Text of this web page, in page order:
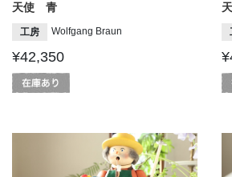
天使 青
工房 Wolfgang Braun
¥42,350